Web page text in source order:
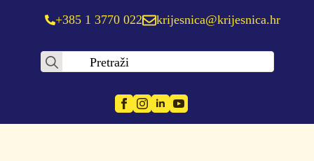
+385 1 3770 022 krijesnica@krijesnica.hr
Search